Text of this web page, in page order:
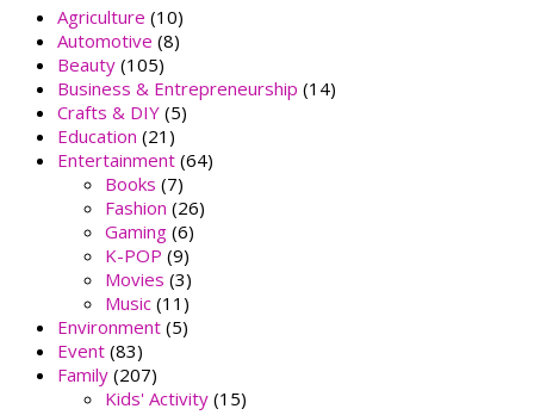
Agriculture (10)
Automotive (8)
Beauty (105)
Business & Entrepreneurship (14)
Crafts & DIY (5)
Education (21)
Entertainment (64)
Books (7)
Fashion (26)
Gaming (6)
K-POP (9)
Movies (3)
Music (11)
Environment (5)
Event (83)
Family (207)
Kids' Activity (15)